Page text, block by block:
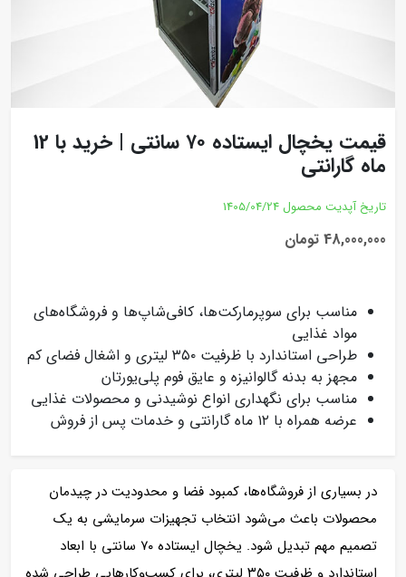
قیمت یخچال ایستاده ۷۰ سانتی | خرید با 12
ماه گارانتی
تاریخ آپدیت محصول 1405/04/24
48,000,000 تومان
مناسب برای سوپرمارکت‌ها، کافی‌شاپ‌ها و فروشگاه‌های
مواد غذایی
طراحی استاندارد با ظرفیت ۳۵۰ لیتری و اشغال فضای کم
مجهز به بدنه گالوانیزه و عایق فوم پلی‌یورتان
مناسب برای نگهداری انواع نوشیدنی و محصولات غذایی
عرضه همراه با ۱۲ ماه گارانتی و خدمات پس از فروش
در بسیاری از فروشگاه‌ها، کمبود فضا و محدودیت در چیدمان
محصولات باعث می‌شود انتخاب تجهیزات سرمایشی به یک
تصمیم مهم تبدیل شود. یخچال ایستاده ۷۰ سانتی با ابعاد